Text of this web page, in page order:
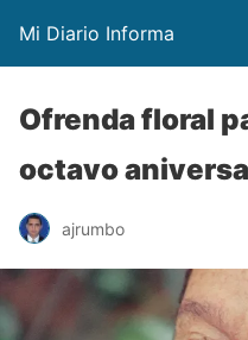
Mi Diario Informa
Ofrenda floral
octavo
ajrumbo